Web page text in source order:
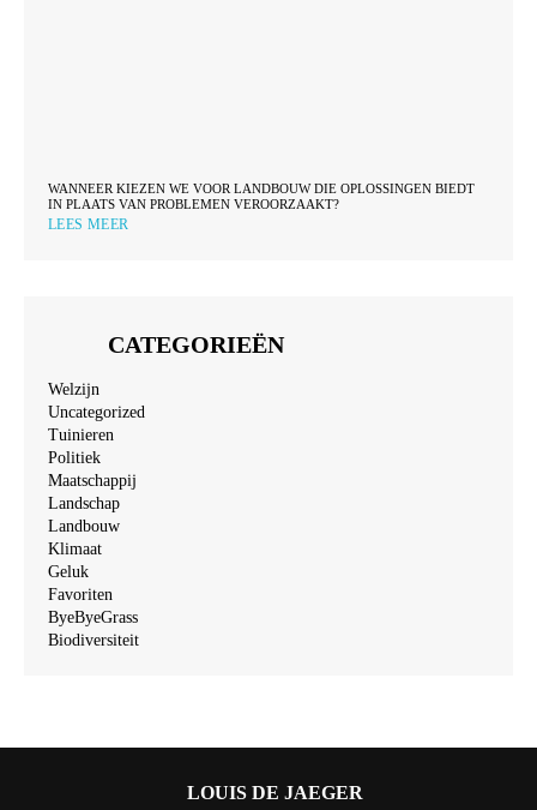
WANNEER KIEZEN WE VOOR LANDBOUW DIE OPLOSSINGEN BIEDT
IN PLAATS VAN PROBLEMEN VEROORZAAKT?
LEES MEER
CATEGORIEËN
Welzijn
Uncategorized
Tuinieren
Politiek
Maatschappij
Landschap
Landbouw
Klimaat
Geluk
Favoriten
ByeByeGrass
Biodiversiteit
LOUIS DE JAEGER